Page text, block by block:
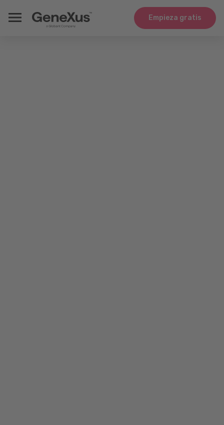
Empieza gratis